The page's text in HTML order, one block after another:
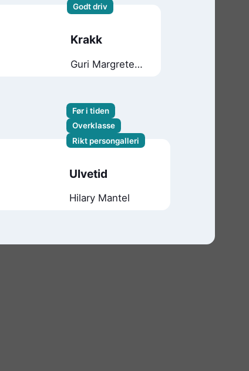
Godt driv
Krakk
Guri Margrete
Før i tiden
Overklasse
Rikt persongalleri
Ulvetid
Hilary Mantel